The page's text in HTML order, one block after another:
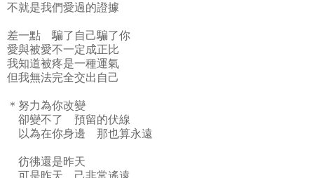
不就是我們愛過的證據
差一點 騙了自己騙了你
愛與被愛不一定成正比
我知道被疼是一種運氣
但我無法完全交出自己
＊努力為你改變
卻變不了 預留的伏線
以為在你身邊 那也算永遠
彷彿還是昨天
可是昨天 己非常遙遠